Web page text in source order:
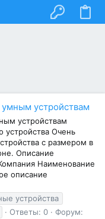
устройствам
устройствам
устройства Очень
с размером в
Описание
Наименование
описание
устройства
Ответы: 0
Форум: